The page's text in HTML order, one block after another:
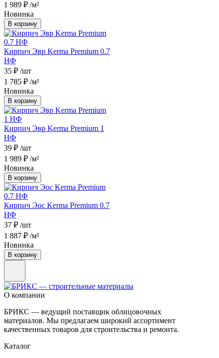
1 989 ₽ /м²
Новинка
В корзину
Кирпич Эвр Kerma Premium 0.7
НФ
35 ₽ /шт
1 785 ₽ /м²
Новинка
В корзину
Кирпич Эвр Kerma Premium 1
НФ
39 ₽ /шт
1 989 ₽ /м²
Новинка
В корзину
Кирпич Эос Kerma Premium 0.7
НФ
37 ₽ /шт
1 887 ₽ /м²
Новинка
В корзину
О компании
БРИКС — ведущий поставщик облицовочных
материалов. Мы предлагаем широкий ассортимент
качественных товаров для строительства и ремонта.
Каталог